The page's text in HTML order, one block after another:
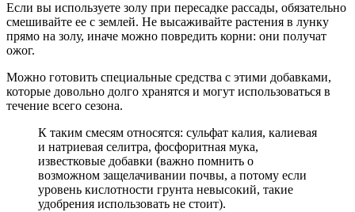
Если вы используете золу при пересадке рассады, обязательно
смешивайте ее с землей. Не высаживайте растения в лунку
прямо на золу, иначе можно повредить корни: они получат
ожог.
Можно готовить специальные средства с этими добавками,
которые довольно долго хранятся и могут использоваться в
течение всего сезона.
К таким смесям относятся: сульфат калия, калиевая
и натриевая селитра, фосфоритная мука,
известковые добавки (важно помнить о
возможном защелачивании почвы, а потому если
уровень кислотности грунта невысокий, такие
удобрения использовать не стоит).